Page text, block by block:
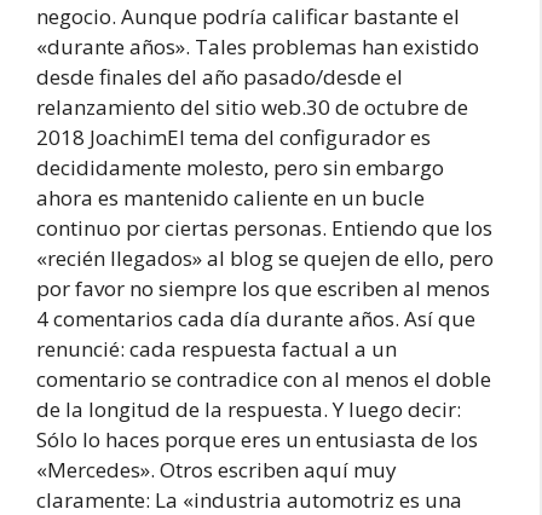
negocio. Aunque podría calificar bastante el
«durante años». Tales problemas han existido
desde finales del año pasado/desde el
relanzamiento del sitio web.30 de octubre de
2018 JoachimEl tema del configurador es
decididamente molesto, pero sin embargo
ahora es mantenido caliente en un bucle
continuo por ciertas personas. Entiendo que los
«recién llegados» al blog se quejen de ello, pero
por favor no siempre los que escriben al menos
4 comentarios cada día durante años. Así que
renuncié: cada respuesta factual a un
comentario se contradice con al menos el doble
de la longitud de la respuesta. Y luego decir:
Sólo lo haces porque eres un entusiasta de los
«Mercedes». Otros escriben aquí muy
claramente: La «industria automotriz es una